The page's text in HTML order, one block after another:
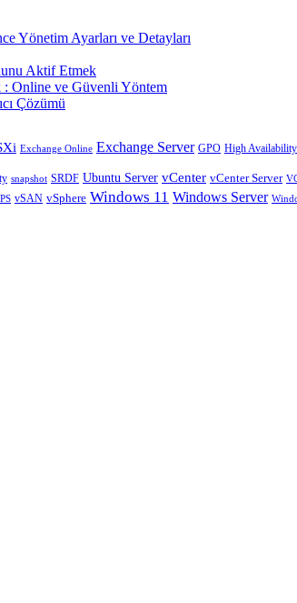
Yönetim Ayarları ve Detayları
Aktif Etmek
Online ve Güvenli Yöntem
Çözümü
Exchange Online Exchange Server GPO High Availability
snapshot SRDF Ubuntu Server vCenter vCenter Server
vSAN vSphere Windows 11 Windows Server